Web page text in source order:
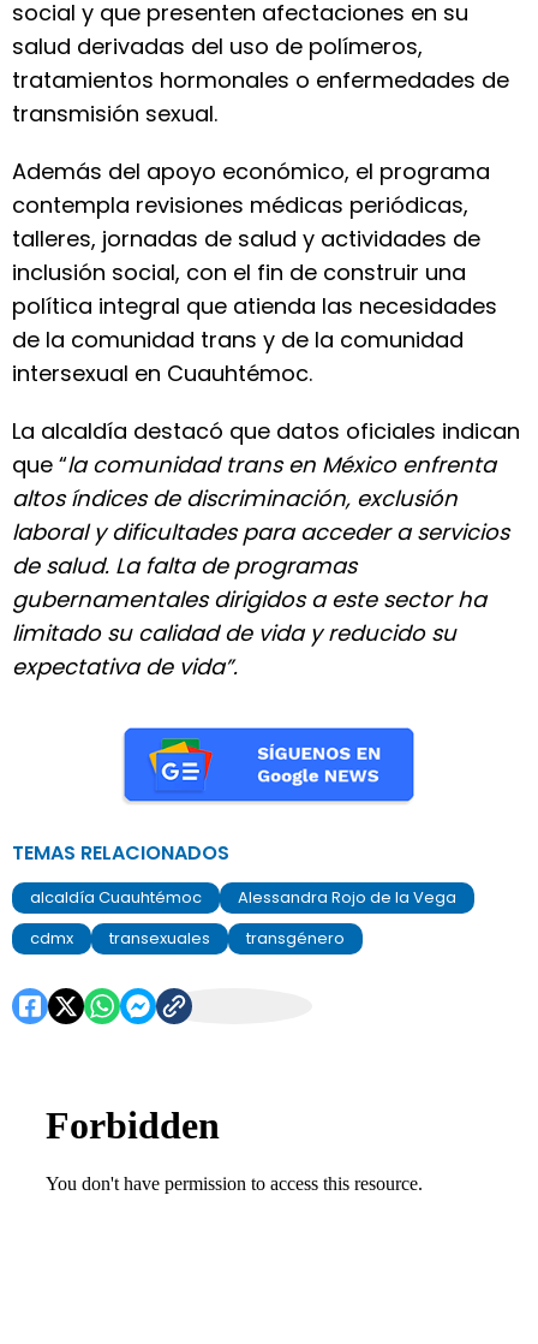
social y que presenten afectaciones en su
salud derivadas del uso de polímeros,
tratamientos hormonales o enfermedades de
transmisión sexual.
Además del apoyo económico, el programa
contempla revisiones médicas periódicas,
talleres, jornadas de salud y actividades de
inclusión social, con el fin de construir una
política integral que atienda las necesidades
de la comunidad trans y de la comunidad
intersexual en Cuauhtémoc.
La alcaldía destacó que datos oficiales indican
que “la comunidad trans en México enfrenta
altos índices de discriminación, exclusión
laboral y dificultades para acceder a servicios
de salud. La falta de programas
gubernamentales dirigidos a este sector ha
limitado su calidad de vida y reducido su
expectativa de vida”.
TEMAS RELACIONADOS
alcaldía Cuauhtémoc
Alessandra Rojo de la Vega
cdmx
transexuales transgénero